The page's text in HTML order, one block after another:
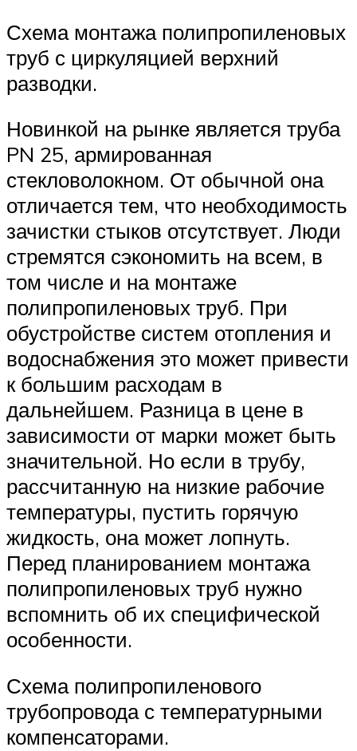
Схема монтажа полипропиленовых
труб с циркуляцией верхний
разводки.
Новинкой на рынке является труба
PN 25, армированная
стекловолокном. От обычной она
отличается тем, что необходимость
зачистки стыков отсутствует. Люди
стремятся сэкономить на всем, в
том числе и на монтаже
полипропиленовых труб. При
обустройстве систем отопления и
водоснабжения это может привести
к большим расходам в
дальнейшем. Разница в цене в
зависимости от марки может быть
значительной. Но если в трубу,
рассчитанную на низкие рабочие
температуры, пустить горячую
жидкость, она может лопнуть.
Перед планированием монтажа
полипропиленовых труб нужно
вспомнить об их специфической
особенности.
Схема полипропиленового
трубопровода с температурными
компенсаторами.